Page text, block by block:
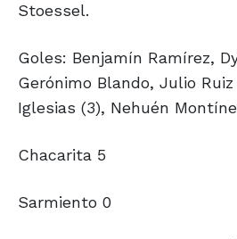
Stoessel.
Goles: Benjamín Ramírez,
Gerónimo Blando, Julio Ruiz
Iglesias (3), Nehuén
Chacarita 5
Sarmiento 0